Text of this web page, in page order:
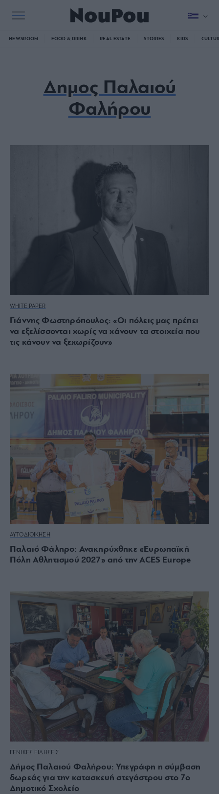
NEWSROOM FOOD & DRINK REAL ESTATE STORIES KIDS
Δημος Παλαιού
Φαλήρου
WHITE PAPER
Γιάννης Φωστηρόπουλος: «Οι πόλεις μας πρέπει
να εξελίσσονται χωρίς να χάνουν τα στοιχεία που
τις κάνουν να ξεχωρίζουν»
ΑΥΤΟΔΙΟΙΚΗΣΗ
Παλαιό Φάληρο: Ανακηρύχθηκε «Ευρωπαϊκή
Πόλη Αθλητισμού 2027» από την ACES Europe
ΓΕΝΙΚΕΣ ΕΙΔΗΣΕΙΣ
Δήμος Παλαιού Φαλήρου: Υπεγράφη η σύμβαση
δωρεάς για την κατασκευή στεγάστρου στο 7ο
Δημοτικό Σχολείο